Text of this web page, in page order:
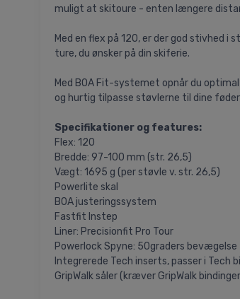
muligt at skitoure - enten længere
Med en flex på 120, er der god stivhed
ture, du ønsker på din skiferie.
Med BOA Fit-systemet opnår du
og hurtig tilpasse støvlerne til dine
Specifikationer og features:
Flex: 120
Bredde: 97-100 mm (str. 26,5)
Vægt: 1695 g (per støvle v. str. 26,5)
Powerlite skal
BOA justeringssystem
Fastfit Instep
Liner: Precisionfit Pro Tour
Powerlock Spyne: 50graders bevægelse
Integrerede Tech inserts, passer i Tech
GripWalk såler (kræver GripWalk